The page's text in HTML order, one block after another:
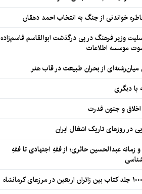
خواندنی از جنگ به انتخاب احمد دهقان
وزیر فرهنگ در پی درگذشت ابوالقاسم قاسم‌زاده
موسسه اطلاعات
میان‌رشته‌ای از بحران طبیعت در قاب هنر
با دیگری
اخلاق و جنون قدرت
در روزهای تاریک اشغال ایران
زمانه عبدالحسین حائری؛ از فقهِ اجتهادی تا فقهِ